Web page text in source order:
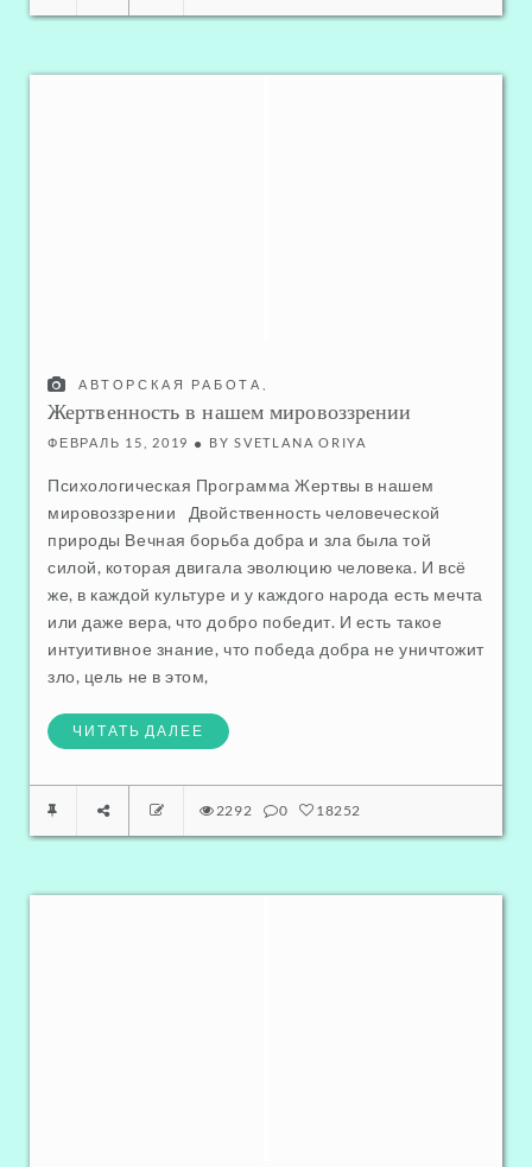
АВТОРСКАЯ РАБОТА
,ОТНОШЕНИЯ С САМИМ СОБОЙ
Жертвенность в нашем мировоззрении
ФЕВРАЛЬ 15, 2019 BYSVETLANA ORIYA
Психологическая Программа Жертвы в нашем
мировоззрении Двойственность человеческой
природы Вечная борьба добра и зла была той
силой, которая двигала эволюцию человека. И всё
же, в каждой культуре и у каждого народа есть мечта
или даже вера, что добро победит. И есть такое
интуитивное знание, что победа добра не уничтожит
зло, цель не в этом,
ЧИТАТЬ ДАЛЕЕ
2292 0 18252